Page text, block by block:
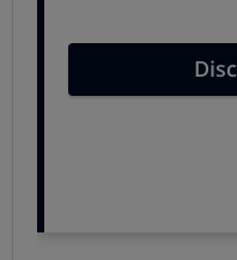
Preocupa el aumento
saludables, pero más
estimulantes con